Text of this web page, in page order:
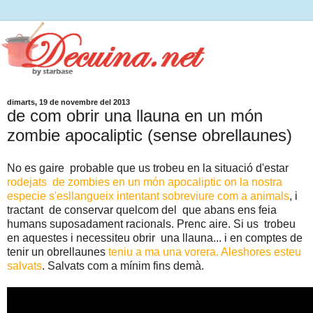
dimarts, 19 de novembre del 2013
de com obrir una llauna en un món
zombie apocaliptic (sense obrellaunes)
No es gaire probable que us trobeu en la situació d'estar
rodejats de zombies en un món apocaliptic on la nostra
especie s'esllangueix intentant sobreviure com a animals, i
tractant de conservar quelcom del que abans ens feia
humans suposadament racionals. Prenc aire. Si us trobeu
en aquestes i necessiteu obrir una llauna... i en comptes de
tenir un obrellaunes teniu a ma una vorera. Aleshores esteu
salvats. Salvats com a mínim fins demà.